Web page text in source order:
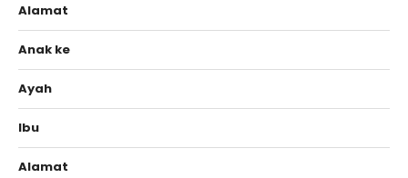
Alamat
Anak ke
Ayah
Ibu
Alamat